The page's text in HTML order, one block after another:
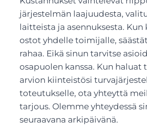
järjestelmän laajuudesta,
laitteista ja asennuksesta. Kun
ostot yhdelle toimijalle,
rahaa. Eikä sinun tarvitse
osapuolen kanssa. Kun haluat
arvion kiinteistösi
toteutukselle, ota yhteyttä
tarjous. Olemme yhteydessä
seuraavana arkipäivänä.